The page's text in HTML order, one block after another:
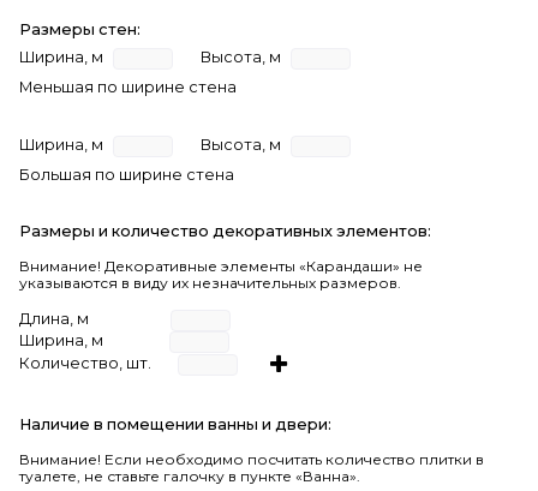
Размеры стен:
Ширина, м
Высота, м
Меньшая по ширине стена
Ширина, м
Высота, м
Большая по ширине стена
Размеры и количество декоративных элементов:
Внимание! Декоративные элементы «Карандаши» не
указываются в виду их незначительных размеров.
Длина, м
Ширина, м
Количество, шт.
Наличие в помещении ванны и двери:
Внимание! Если необходимо посчитать количество плитки в
туалете, не ставьте галочку в пункте «Ванна».